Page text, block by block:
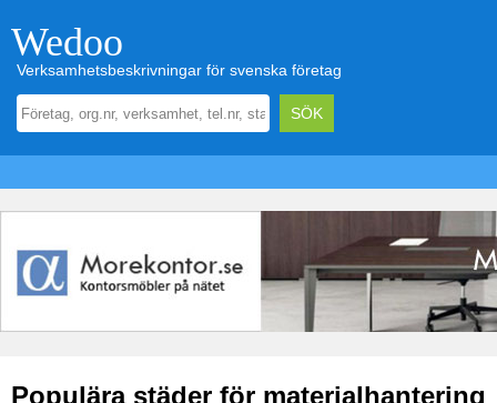
Wedoo
Verksamhetsbeskrivningar för svenska företag
Populära städer för materialhantering